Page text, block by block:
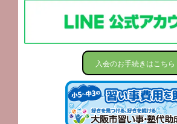
入会のお手続きはこちら